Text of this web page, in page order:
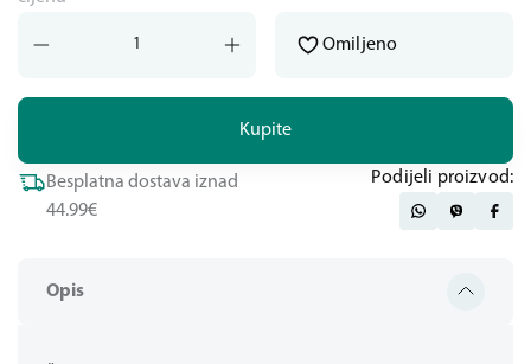
Opis
Kupite
Omiljeno
Besplatna dostava iznad
44.99€
Podijeli proizvod: